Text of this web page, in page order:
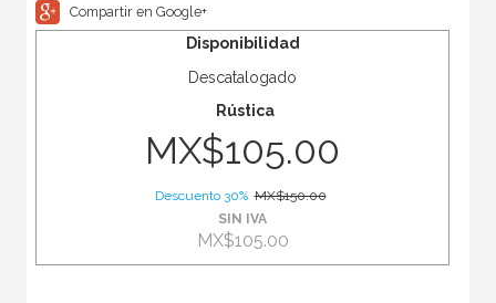
Compartir en Google+
Disponibilidad
Descatalogado
Rústica
MX$105.00
Descuento 30% MX$150.00
SIN IVA
MX$105.00